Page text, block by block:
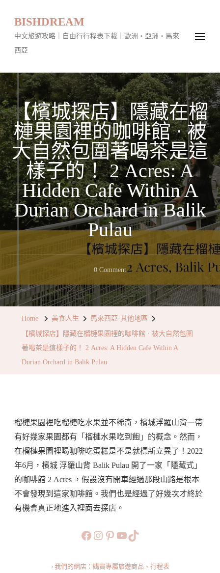
BISHDREAM
中文旅遊攻略｜自由行行程表下載｜歐洲・亞洲・馬來
西亞
【檳城探店】隱藏在榴
槤果園裡的咖啡館 · 被
大自然包圍著喝茶是這
樣子的！ 2 Acres: A
Hidden Cafe Within A
Durian Orchard in Balik
Pulau
0 CommentOn
【檳
城
園
裡
的
咖
啡
館
大
然
Home 美食人生 馬來西亞-其他地區
【檳城探店】隱藏在榴槤果園裡的咖啡館 · 被大自然包圍
著喝茶是這樣子的！ 2 Acres: A Hidden Cafe Within A
Durian Orchard in Balik Pulau
榴槤果園裡吃榴槤吃水果並不稀奇，檳城浮羅山背一帶
有好幾家果園都有「榴槤水果吃到飽」的概念。然而，
在榴槤果園裡喝咖啡吃蛋糕是不是就標新立異了！2022
年6月，檳城 浮羅山背 Balik Pulau 開了一家「隱藏式」
的咖啡館 2 Acres ，假設沒有開車經過那段山路是根本
不會發現到這家咖啡館。我們也是經過了好幾次才終於
有機會真正地進入裡面去探店。
https://www.facebook.com/
https://
https://
旅行美食小短片TikTok
› 我們的網店：購買專屬旅遊商品、行程表